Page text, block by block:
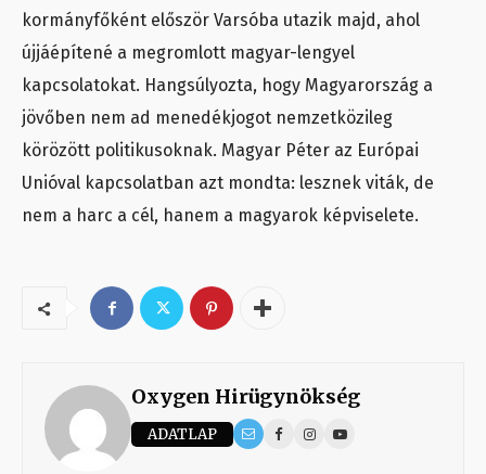
kormányfőként először Varsóba utazik majd, ahol
újjáépítené a megromlott magyar-lengyel
kapcsolatokat. Hangsúlyozta, hogy Magyarország a
jövőben nem ad menedékjogot nemzetközileg
körözött politikusoknak. Magyar Péter az Európai
Unióval kapcsolatban azt mondta: lesznek viták, de
nem a harc a cél, hanem a magyarok képviselete.
Oxygen Hirügynökség
ADATLAP